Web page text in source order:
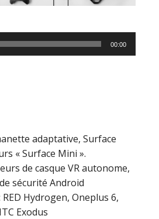
00:00
adaptative, Surface
« Surface Mini ».
de casque VR autonome,
sécurité Android
Hydrogen, Oneplus 6,
Exodus